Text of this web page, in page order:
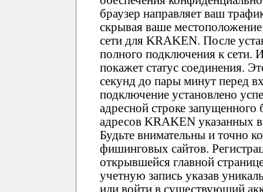
браузер направляет ваш
скрывая ваше
сети для KRAKEN. После
полного подключения к сети.
покажет статус соединения.
секунд до пары минут перед
подключение установлено
адресной строке запущенного
адресов KRAKEN указанных
Будьте внимательны и точно
фишинговых сайтов.
открывшейся главной
учетную запись указав
или войти в существующий